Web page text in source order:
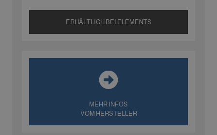
ERHÄLTLICH BEI ELEMENTS
MEHR INFOS
VOM HERSTELLER